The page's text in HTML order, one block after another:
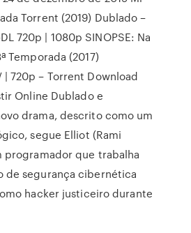
Torrent (2019) Dublado –
720p | 1080p SINOPSE: Na
Temporada (2017)
| 720p – Torrent Download
Online Dublado e
drama, descrito como um
segue Elliot (Rami
programador que trabalha
de segurança cibernética
hacker justiceiro durante